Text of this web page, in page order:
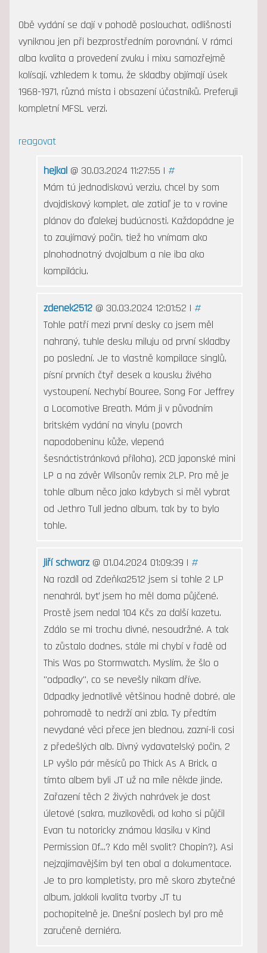
Obě vydání se dají v pohodě poslouchat, odlišnosti
vyniknou jen při bezprostředním porovnání. V rámci
alba kvalita a provedení zvuku i mixu samozřejmě
kolísají, vzhledem k tomu, že skladby objímají úsek
1968-1971, různá místa i obsazení účastníků. Preferuji
kompletní MFSL verzi.
reagovat
hejkal@ 30.03.2024 11:27:55 | #
Mám tú jednodiskovú verziu, chcel by som
dvojdiskový komplet, ale zatiaľ je to v rovine
plánov do ďalekej budúcnosti. Každopádne je
to zaujímavý počin, tiež ho vnímam ako
plnohodnotný dvojalbum a nie iba ako
kompiláciu.
zdenek2512@ 30.03.2024 12:01:52 | #
Tohle patří mezi první desky co jsem měl
nahraný, tuhle desku miluju od první skladby
po poslední. Je to vlastně kompilace singlů,
písní prvních čtyř desek a kousku živého
vystoupení. Nechybí Bouree, Song For Jeffrey
a Locomotive Breath. Mám ji v původním
britském vydání na vinylu (povrch
napodobeninu kůže, vlepená
šesnáctistránková příloha), 2CD japonské mini
LP a na závěr Wilsonův remix 2LP. Pro mě je
tohle album něco jako kdybych si měl vybrat
od Jethro Tull jedno album, tak by to bylo
tohle.
jiří schwarz@ 01.04.2024 01:09:39 | #
Na rozdíl od Zdeňka2512 jsem si tohle 2 LP
nenahrál, byť jsem ho měl doma půjčené.
Prostě jsem nedal 104 Kčs za další kazetu.
Zdálo se mi trochu divné, nesoudržné. A tak
to zůstalo dodnes, stále mi chybí v řadě od
This Was po Stormwatch. Myslím, že šlo o
"odpadky", co se nevešly nikam dříve.
Odpadky jednotlivě většinou hodně dobré, ale
pohromadě to nedrží ani zbla. Ty předtím
nevydané věci přece jen blednou, zazní-li cosi
z předešlých alb. Divný vydavatelský počin, 2
LP vyšlo pár měsíců po Thick As A Brick, a
tímto albem byli JT už na míle někde jinde.
Zařazení těch 2 živých nahrávek je dost
úletové (sakra, muzikovědi, od koho si půjčil
Evan tu notoricky známou klasiku v Kind
Permission Of...? Kdo měl svolit? Chopin?). Asi
nejzajímavějším byl ten obal a dokumentace.
Je to pro kompletisty, pro mě skoro zbytečné
album, jakkoli kvalita tvorby JT tu
pochopitelně je. Dnešní poslech byl pro mě
zaručeně derniéra.